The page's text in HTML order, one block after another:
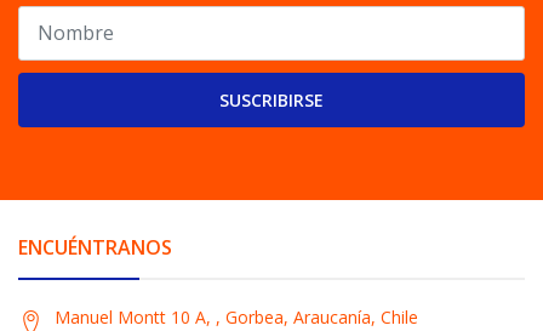
SUSCRIBIRSE
ENCUÉNTRANOS
Manuel Montt 10 A, , Gorbea, Araucanía, Chile